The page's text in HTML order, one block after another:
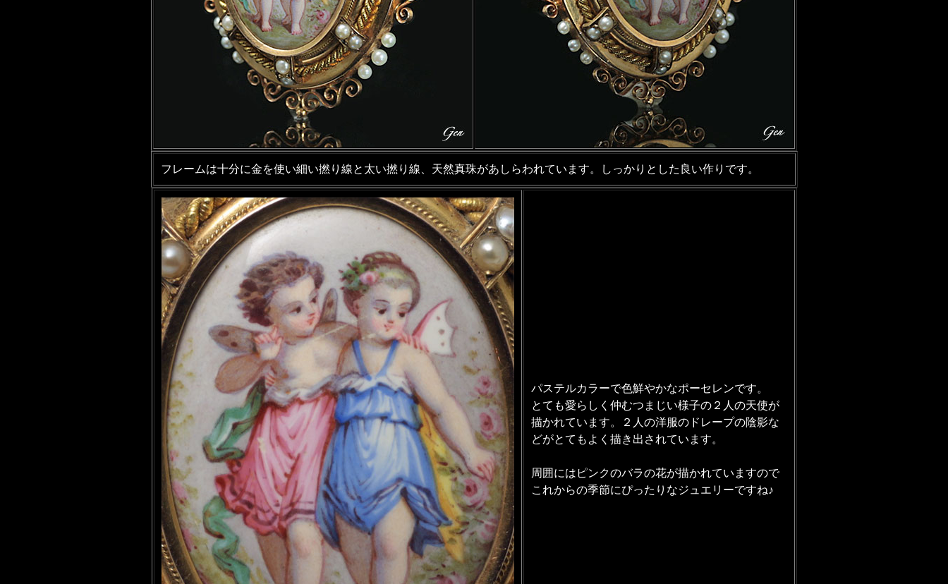
フレームは十分に金を使い細い撚り線と太い撚り線、天然真珠があしらわれています。しっかりとした良い作りです。
パステルカラーで色鮮やかなポーセレンです。
とても愛らしく仲むつまじい様子の２人の天使が
描かれています。２人の洋服のドレープの陰影な
どがとてもよく描き出されています。
周囲にはピンクのバラの花が描かれていますので
これからの季節にぴったりなジュエリーですね♪